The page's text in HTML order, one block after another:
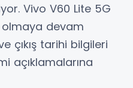
Vivo V60 Lite 5G
devam
çıkış tarihi bilgileri
açıklamalarına